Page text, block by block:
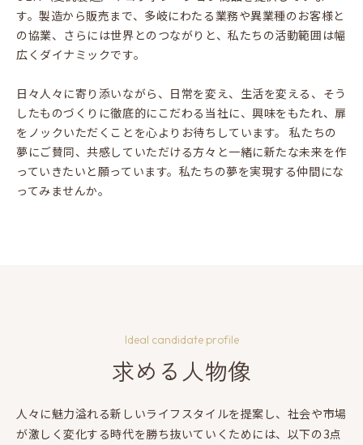
す。製造から販売まで、多岐にわたる業務や異業種のお客様と
の協業、さらには世界とのつながりと、私たちの活動範囲は幅
広くダイナミックです。
日々人々に寄り添いながら、日常を変え、生活を変える、そう
したものづくりに徹底的にこだわる当社に、興味をもたれ、扉
をノックいただくことを心よりお待ちしています。 私たちの
夢にご賛同、共感していただける方々と一緒に新たな未来を作
っていきたいと願っています。私たちの夢を実現する仲間にな
ってみませんか。
Ideal candidate profile
求める人物像
人々に魅力溢れる新しいライフスタイルを提案し、社会や市場
が激しく変化する時代を勝ち抜いていくためには、以下の3点